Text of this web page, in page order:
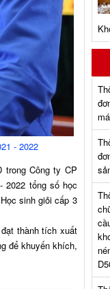
- 2022
trong Công ty CP
2022 tổng số học
sinh giỏi cấp 3
thành tích xuất
để khuyến khích,